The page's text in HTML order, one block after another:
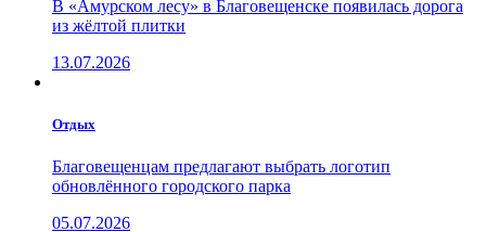
В «Амурском лесу» в Благовещенске появилась дорога
из жёлтой плитки
13.07.2026
Отдых
Благовещенцам предлагают выбрать логотип
обновлённого городского парка
05.07.2026